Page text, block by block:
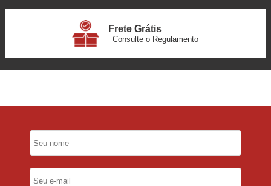
Frete Grátis
Consulte o Regulamento